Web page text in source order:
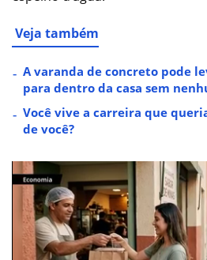
Veja também
A varanda de concreto pode
para dentro da casa sem
Você vive a carreira que
de você?